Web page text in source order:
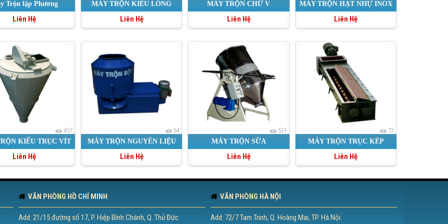
Trộn lập Phương
Liên Hệ
MÁY TRỘN KIỂU LỒNG
XOAY
Liên Hệ
MÁY TRỘN CHỮ V
Liên Hệ
MÁY TRỘN HẠT NHỰ INOX
Liên Hệ
457
KIỂU TRỤC VÍT
Liên Hệ
64
MÁY TRỘN NGUYÊN LIỆU
Liên Hệ
531
MÁY TRỘN SỮA
Liên Hệ
72
MÁY TRỘN TRỤC KÉP
Liên Hệ
VĂN PHÒNG HỒ CHÍ MINH
Add: 21/15 đường số 17, P. Hiệp Bình Chánh, Q. Thủ Đức.
VĂN PHÒNG HÀ NỘI
Add: 72/7 Tam Trinh, Q. Hoàng Mai, TP. Hà Nội.